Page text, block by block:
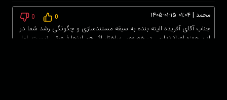
محمد | ۱۴۰۵-۰۱-۱۵ ۰۱:۰۴ 0
0
جناب آقای آفریده الیته بنده به سبقه مستندسازی و چگونگی رشد شما در
این حوزه اصلا ندارم . در خصوص ساختار اثر هم اینجا فرصتی نیست .اما